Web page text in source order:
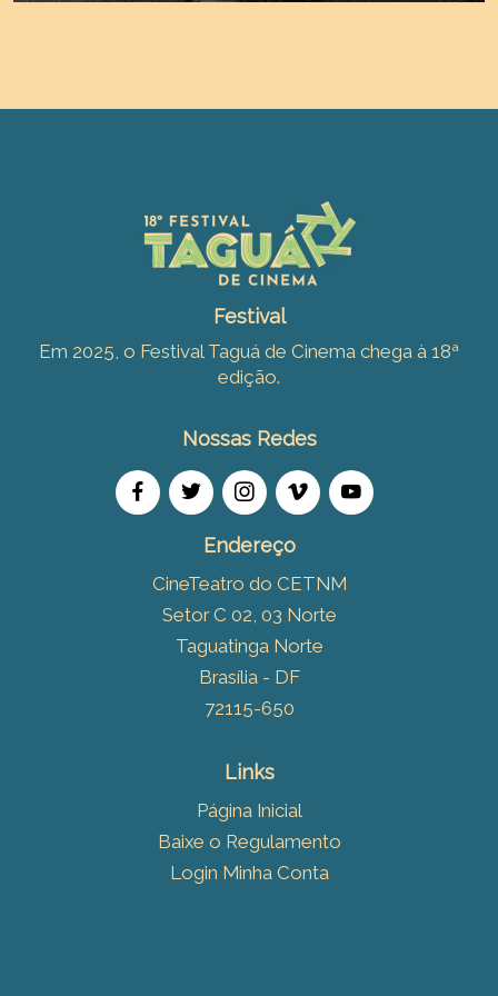
Festival
Em 2025, o Festival Taguá de Cinema chega à 18ª
edição.
Nossas Redes
Endereço
CineTeatro do CETNM
Setor C 02, 03 Norte
Taguatinga Norte
Brasília - DF
72115-650
Links
Página Inicial
Baixe o Regulamento
Login Minha Conta